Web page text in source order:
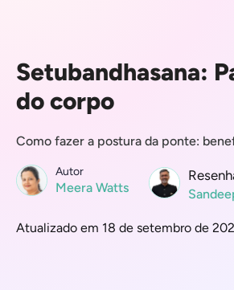
Setubandhasana:
do corpo
Como fazer a postura da ponte:
Autor
Meera Watts
Atualizado em 18 de setembro de